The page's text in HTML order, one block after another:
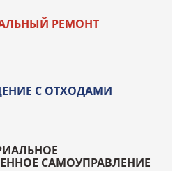
РЕМОНТ
С ОТХОДАМИ
САМОУПРАВЛЕНИЕ